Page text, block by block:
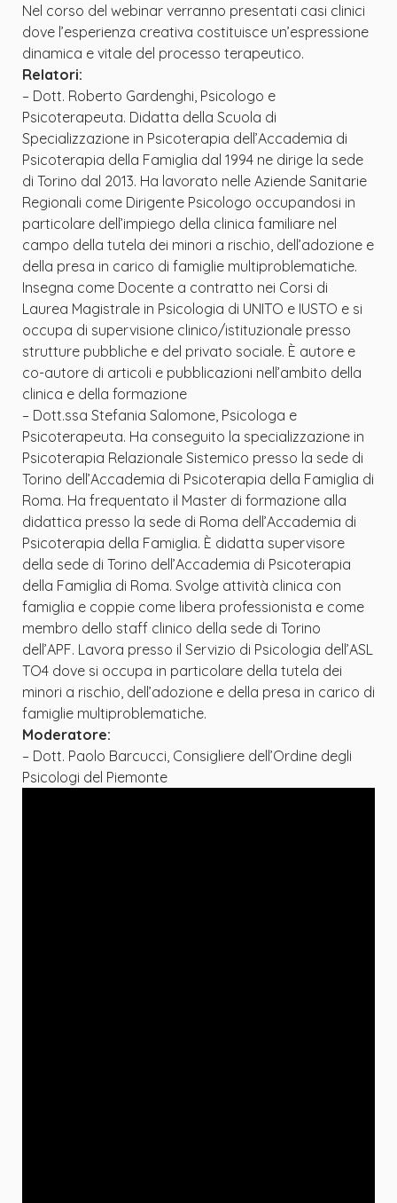
Nel corso del webinar verranno presentati casi clinici
dove l’esperienza creativa costituisce un’espressione
dinamica e vitale del processo terapeutico.
Relatori:
– Dott. Roberto Gardenghi, Psicologo e
Psicoterapeuta. Didatta della Scuola di
Specializzazione in Psicoterapia dell’Accademia di
Psicoterapia della Famiglia dal 1994 ne dirige la sede
di Torino dal 2013. Ha lavorato nelle Aziende Sanitarie
Regionali come Dirigente Psicologo occupandosi in
particolare dell’impiego della clinica familiare nel
campo della tutela dei minori a rischio, dell’adozione e
della presa in carico di famiglie multiproblematiche.
Insegna come Docente a contratto nei Corsi di
Laurea Magistrale in Psicologia di UNITO e IUSTO e si
occupa di supervisione clinico/istituzionale presso
strutture pubbliche e del privato sociale. È autore e
co-autore di articoli e pubblicazioni nell’ambito della
clinica e della formazione
– Dott.ssa Stefania Salomone, Psicologa e
Psicoterapeuta. Ha conseguito la specializzazione in
Psicoterapia Relazionale Sistemico presso la sede di
Torino dell’Accademia di Psicoterapia della Famiglia di
Roma. Ha frequentato il Master di formazione alla
didattica presso la sede di Roma dell’Accademia di
Psicoterapia della Famiglia. È didatta supervisore
della sede di Torino dell’Accademia di Psicoterapia
della Famiglia di Roma. Svolge attività clinica con
famiglia e coppie come libera professionista e come
membro dello staff clinico della sede di Torino
dell’APF. Lavora presso il Servizio di Psicologia dell’ASL
TO4 dove si occupa in particolare della tutela dei
minori a rischio, dell’adozione e della presa in carico di
famiglie multiproblematiche.
Moderatore:
– Dott. Paolo Barcucci, Consigliere dell’Ordine degli
Psicologi del Piemonte